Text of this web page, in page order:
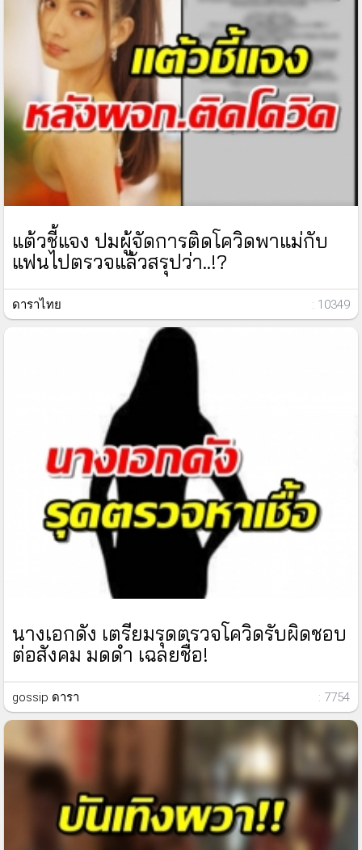
แต้วชี้แจง ปมผู้จัดการติดโควิดพาแม่กับ
แฟนไปตรวจแล้วสรุปว่า..!?
ดาราไทย : 10349
นางเอกดัง เตรียมรุดตรวจโควิดรับผิดชอบ
ต่อสังคม มดดำ เฉลยชื่อ!
gossip ดารา : 7754